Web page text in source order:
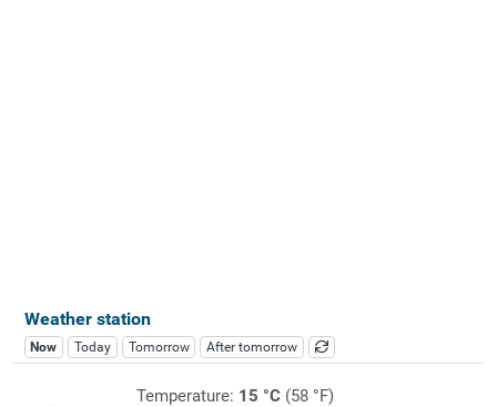
Weather station
Now Today Tomorrow After tomorrow
Temperature: 15 °C(58 °F)